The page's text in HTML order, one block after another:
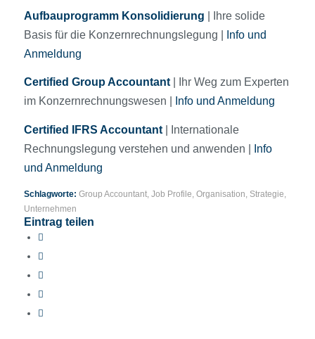
Aufbauprogramm Konsolidierung | Ihre solide
Basis für die Konzernrechnungslegung |
Info und
Anmeldung
Certified Group Accountant| Ihr Weg zum Experten
im Konzernrechnungswesen |
Info und Anmeldung
Certified IFRS Accountant| Internationale
Rechnungslegung verstehen und anwenden |
Info
und Anmeldung
Schlagworte: Group Accountant, Job Profile Organisation Strategie
Unternehmen
Eintrag teilen